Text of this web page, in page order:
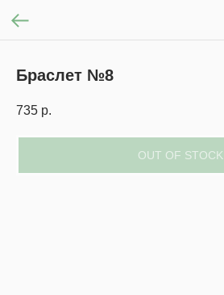
Браслет №8
735 р.
OUT OF STOCK